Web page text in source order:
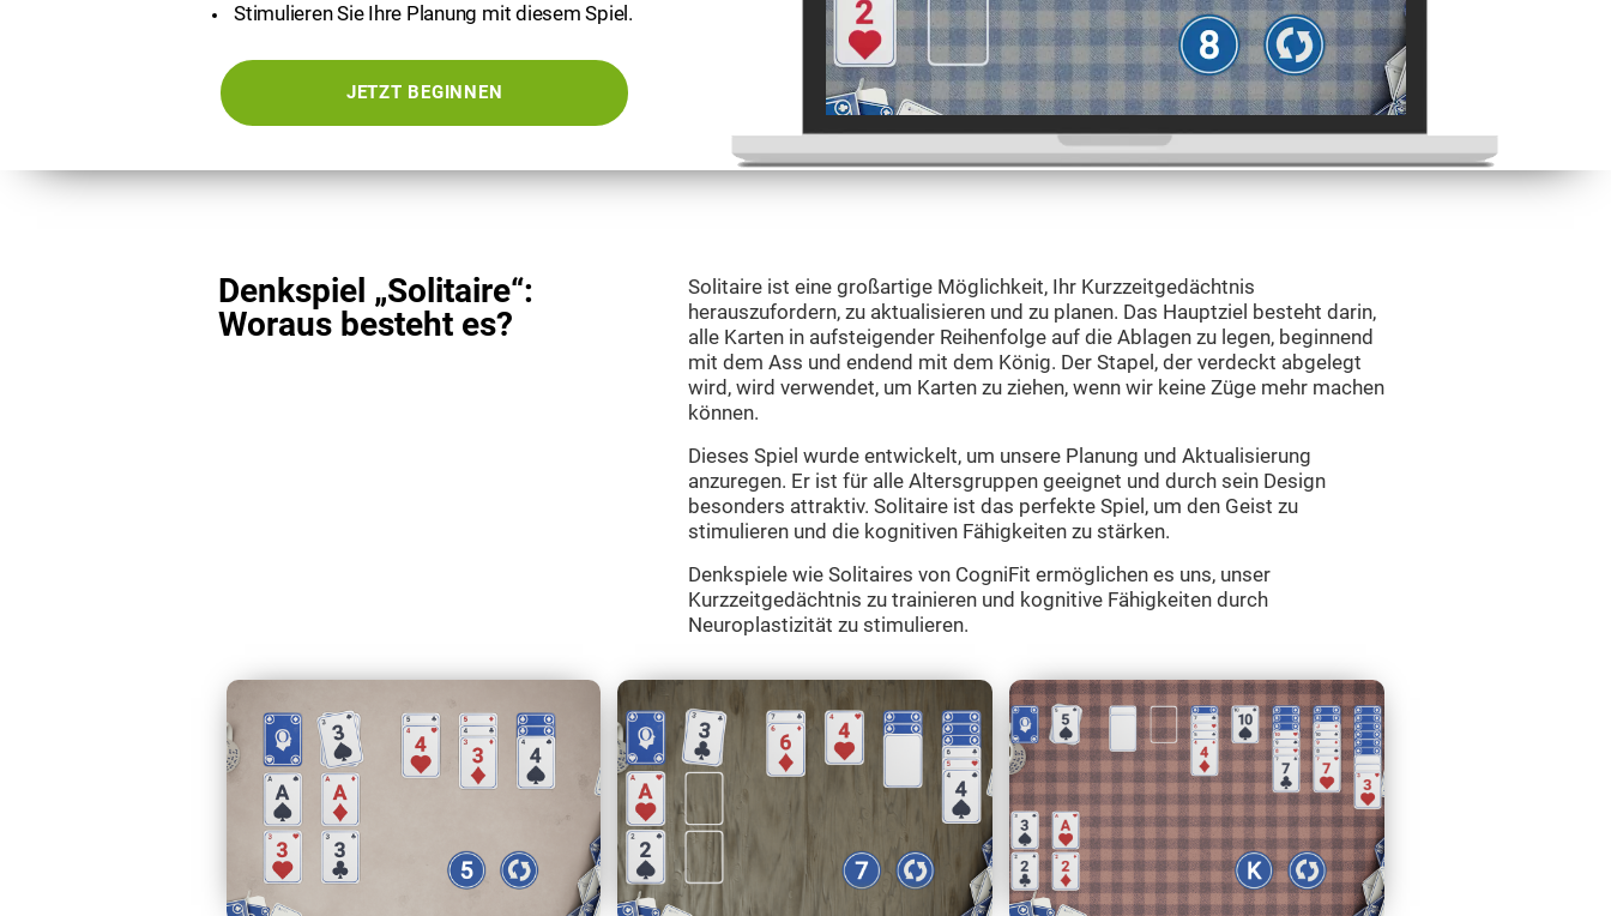
Stimulieren Sie Ihre Planung mit diesem Spiel.
JETZT BEGINNEN
Denkspiel „Solitaire“:
Woraus besteht es?
Solitaire ist eine großartige Möglichkeit, Ihr Kurzzeitgedächtnis
herauszufordern, zu aktualisieren und zu planen. Das Hauptziel besteht darin,
alle Karten in aufsteigender Reihenfolge auf die Ablagen zu legen, beginnend
mit dem Ass und endend mit dem König. Der Stapel, der verdeckt abgelegt
wird, wird verwendet, um Karten zu ziehen, wenn wir keine Züge mehr machen
können.
Dieses Spiel wurde entwickelt, um unsere Planung und Aktualisierung
anzuregen. Er ist für alle Altersgruppen geeignet und durch sein Design
besonders attraktiv. Solitaire ist das perfekte Spiel, um den Geist zu
stimulieren und die kognitiven Fähigkeiten zu stärken.
Denkspiele wie Solitaires von CogniFit ermöglichen es uns, unser
Kurzzeitgedächtnis zu trainieren und kognitive Fähigkeiten durch
Neuroplastizität zu stimulieren.